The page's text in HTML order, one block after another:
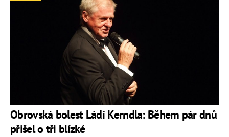
Obrovská bolest Ládi Kerndla: Během pár dnů
přišel o tři blízké